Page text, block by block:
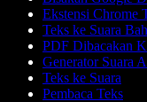
Ekstensi Chrome
Teks ke Suara
PDF Dibacakan
Generator Suara
Teks ke Suara
Pembaca Teks